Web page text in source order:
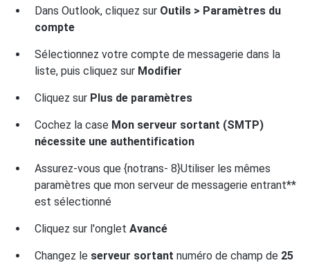
Dans Outlook, cliquez sur Outils > Paramètres du
compte
Sélectionnez votre compte de messagerie dans la
liste, puis cliquez sur Modifier
Cliquez sur Plus de paramètres
Cochez la case Mon serveur sortant (SMTP)
nécessite une authentification
Assurez-vous que {notrans- 8}Utiliser les mêmes
paramètres que mon serveur de messagerie entrant**
est sélectionné
Cliquez sur l'onglet Avancé
Changez le serveur sortant numéro de champ de 25